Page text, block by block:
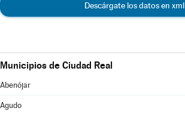
Descárgate los datos en xml
Municipios de Ciudad Real
Abenójar
Agudo